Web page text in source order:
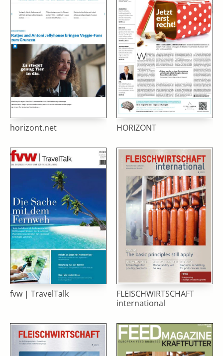
horizont.net HORIZONT
fvw | TravelTalk
FLEISCHWIRTSCHAFT
international